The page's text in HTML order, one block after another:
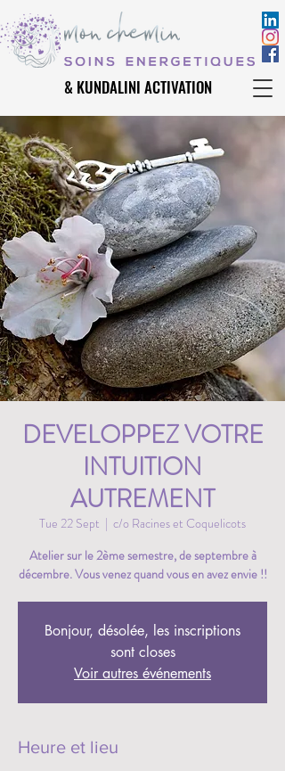
& KUNDALINI ACTIVATION
& KUNDALINI ACTIVATION
DEVELOPPEZ VOTRE
INTUITION
AUTREMENT
Tue 22 Sept
  |
c/o Racines et Coquelicots
Atelier sur le 2ème semestre, de septembre à
décembre. Vous venez quand vous en avez envie !!
Bonjour, désolée, les inscriptions
sont closes
Voir autres événements
Heure et lieu